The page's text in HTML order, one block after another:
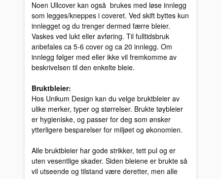
Noen Ullcover kan også brukes med løse innlegg
som legges/kneppes i coveret. Ved skift byttes kun
innlegget og du trenger dermed færre bleier.
Vaskes ved lukt eller avføring. Til fulltidsbruk
anbefales ca 5-6 cover og ca 20 innlegg. Om
innlegg følger med eller ikke vil fremkomme av
beskrivelsen til den enkelte bleie.
Bruktbleier:
Hos Unikum Design kan du velge bruktbleier av
ulike merker, typer og størrelser. Brukte tøybleier
er hygieniske, og passer for deg som ønsker
ytterligere besparelser for miljøet og økonomien.
Alle bruktbleier har gode strikker, tett pul og er
uten vesentlige skader. Siden bleiene er brukte så
vil utseende og tilstand være deretter, men alle